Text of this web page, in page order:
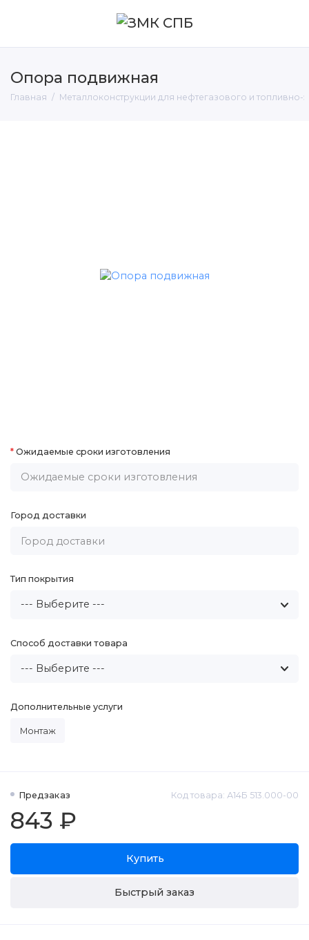
Опора подвижная
Главная Металлоконструкции для нефтегазового и топливно-
Предзаказ Код товара: А14Б 513.000-00
843 ₽
Купить
Быстрый заказ
Ожидаемые сроки изготовления
Город доставки
Тип покрытия
Способ доставки товара
Дополнительные услуги
Монтаж